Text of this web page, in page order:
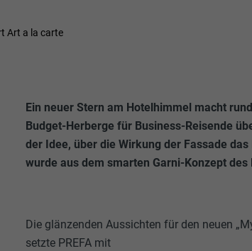
Art a la carte
Ein neuer Stern am Hotelhimmel macht
Budget-Herberge für Business-Reisende
der Idee, über die Wirkung der Fassade
wurde aus dem smarten Garni-Konzept
Die glänzenden Aussichten für den neuen
setzte PREFA mit